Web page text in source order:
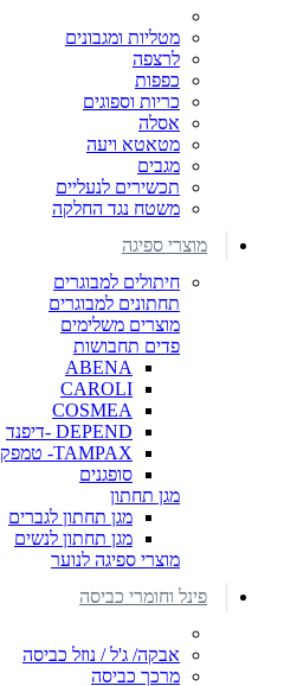
מטליות ומגבונים
לרצפה
כפפות
כריות וספוגים
אסלה
מטאטא ויעה
מגבים
תכשירים לנעליים
משטח נגד החלקה
מוצרי ספיגה
חיתולים למבוגרים
תחתונים למבוגרים
מוצרים משלימים
פדים תחבושות
ABENA
CAROLI
COSMEA
DEPEND -דיפנד
TAMPAX- טמפקס
סופגנים
מגן תחתון
מגן תחתון לגברים
מגן תחתון לנשים
מוצרי ספיגה לנוער
פינל וחומרי כביסה
אבקה/ ג'ל / נוזל כביסה
מרכך כביסה